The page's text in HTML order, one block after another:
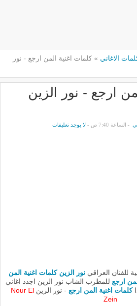
الاغاني » كلمات اغنية المن ارجع - نور
ارجع - نور الزين
- الساعة 7:40 ص - لا يوجد تعليقات
للفنان العراقي نور الزين كلمات اغنية المن
ارجع للمطرب الشاب نور الزين اجدد اغاني
كلمات اغنية المن ارجع - نور الزين Nour El
Zein